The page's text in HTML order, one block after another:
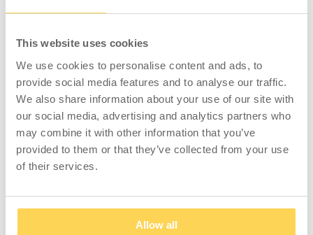
This website uses cookies
We use cookies to personalise content and ads, to
provide social media features and to analyse our traffic.
We also share information about your use of our site with
our social media, advertising and analytics partners who
may combine it with other information that you’ve
provided to them or that they’ve collected from your use
of their services.
Allow all
KOMPATIBEL MIT
Basiswagen FLEX 200
5-664-136